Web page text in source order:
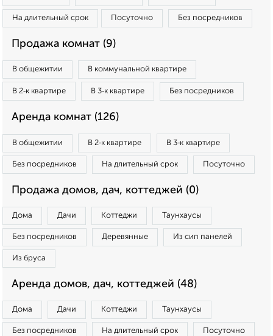
На длительный срок Посуточно Без посредников
Продажа комнат (9)
В общежитии В коммунальной квартире
В 2‑к квартире В 3‑к квартире Без посредников
Аренда комнат (126)
В общежитии В 2‑к квартире В 3‑к квартире
Без посредников На длительный срок Посуточно
Продажа домов, дач, коттеджей (0)
Дома Дачи Коттеджи Таунхаусы
Без посредников Деревянные Из сип панелей
Из бруса
Аренда домов, дач, коттеджей (48)
Дома Дачи Коттеджи Таунхаусы
Без посредников На длительный срок Посуточно